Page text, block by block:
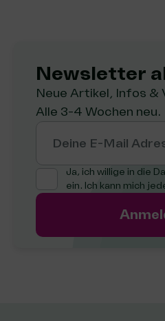
Newsletter
Neue Artikel, Infos &
Alle 3-4 Wochen neu.
Deine E-Mail
Ja, ich willige in die
ein. Ich kann mich